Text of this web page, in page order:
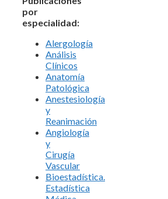
por
especialidad:
Alergología
Análisis
Clínicos
Anatomía
Patológica
Anestesiología
y
Reanimación
Angiología
y
Cirugía
Vascular
Bioestadística.
Estadística